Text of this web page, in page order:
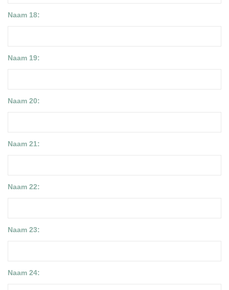
Naam 18:
Naam 19:
Naam 20:
Naam 21:
Naam 22:
Naam 23:
Naam 24: